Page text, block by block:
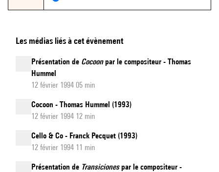
Les médias liés à cet évènement
Présentation de Cocoonpar le compositeur - Thomas
Hummel
12 février 1994 05 min
Cocoon - Thomas Hummel (1993)
12 février 1994 12 min
Cello & Co - Franck Pecquet (1993)
12 février 1994 11 min
Présentation de Transicionespar le compositeur -